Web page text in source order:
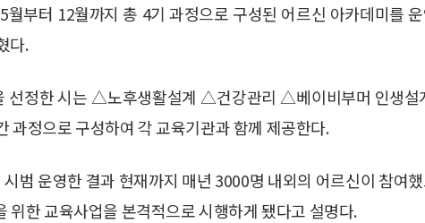
부터 12월까지 총 4기 과정으로 구성된 어르신 아카데미를
다.
선정한 시는 △노후생활설계 △건강관리 △베이비부머 인생설
과정으로 구성하여 각 교육기관과 함께 제공한다.
범 운영한 결과 현재까지 매년 3000명 내외의 어르신이 참여
위한 교육사업을 본격적으로 시행하게 됐다고 설명다.